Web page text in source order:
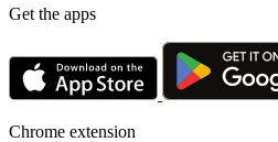
Get the apps
Chrome extension